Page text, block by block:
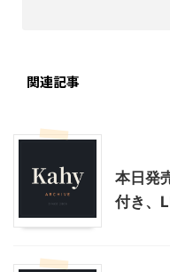
関連記事
本日発
付き、